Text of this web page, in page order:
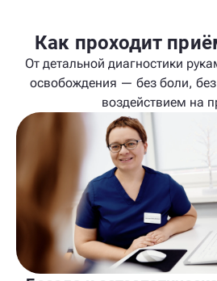
Как проходит
От детальной диагностики
освобождения — без боли, без
воздействием на